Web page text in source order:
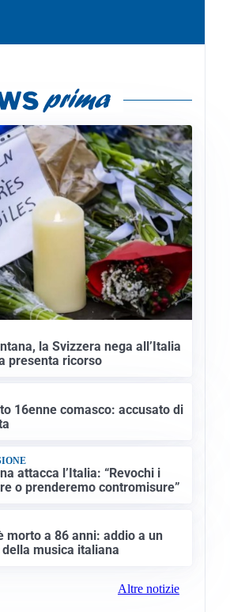
la Svizzera nega all’Italia
presenta ricorso
16enne comasco: accusato di
attacca l’Italia: “Revochi i
o prenderemo contromisure”
morto a 86 anni: addio a un
musica italiana
Altre notizie